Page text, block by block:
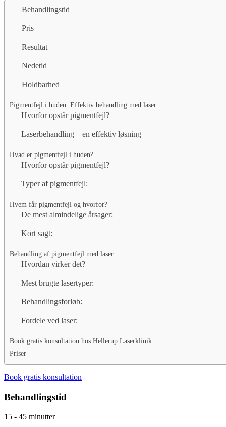
Behandlingstid
Pris
Resultat
Nedetid
Holdbarhed
Pigmentfejl i huden: Effektiv behandling med laser
Hvorfor opstår pigmentfejl?
Laserbehandling – en effektiv løsning
Hvad er pigmentfejl i huden?
Hvorfor opstår pigmentfejl?
Typer af pigmentfejl:
Hvem får pigmentfejl og hvorfor?
De mest almindelige årsager:
Kort sagt:
Behandling af pigmentfejl med laser
Hvordan virker det?
Mest brugte lasertyper:
Behandlingsforløb:
Fordele ved laser:
Book gratis konsultation hos Hellerup Laserklinik
Priser
Book gratis konsultation
Behandlingstid
15 - 45 minutter